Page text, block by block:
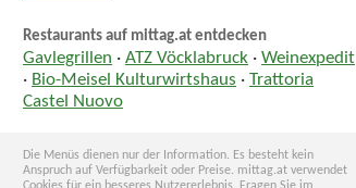
Restaurants auf mittag.at entdecken
Gavlegrillen ·ATZ Vöcklabruck ·Weinexpedit
· Bio-Meisel Kulturwirtshaus · Trattoria
Castel Nuovo
Die Menüs dienen nur der Information. Es besteht kein
Anspruch auf Verfügbarkeit oder Preise. mittag.at verwendet